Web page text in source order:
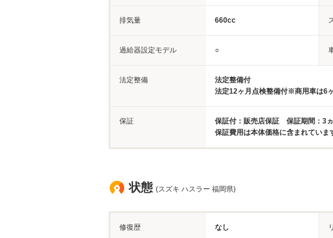
排気量 660cc
過給器設定モデル ○
法定整備
法定整備付
法定12ヶ月点検整備付※商用車は6
保証
保証付：販売店保証 保証期間：3
保証費用は本体価格に含まれていま
状態 (スズキ ハスラー 福岡県)
修復歴 なし